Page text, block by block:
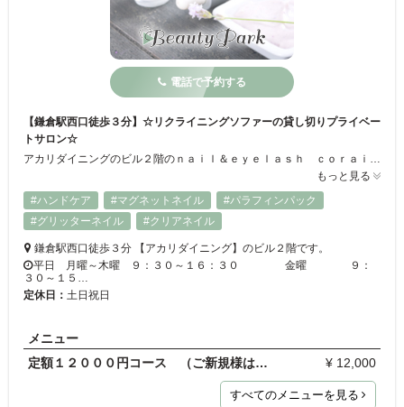
電話で予約する
【鎌倉駅西口徒歩３分】☆リクライニングソファーの貸し切りプライベー
トサロン☆
アカリダイニングのビル２階のｎａｉｌ＆ｅｙｅｌａｓｈ ｃｏｒａｉｌ．（コライユ）です。 リクライニングソファーでゆったりお好みの映画やドラマなどをご覧いただきながら、お手入れさせていただきます。 ジェルネイル、フットケア、巻爪矯正にも力を入れており、まつ毛エクステメニューもございます。 ご予約にお伝えいただければ、小さなお子様やお友達とご一緒にご来店いただけますのでお気軽にお申し付けください。
もっと見る
#ハンドケア
#マグネットネイル
#パラフィンパック
#グリッターネイル
#クリアネイル
鎌倉駅西口徒歩３分 【アカリダイニング】のビル２階です。
平日 月曜～木曜 ９：３０～１６：３０ 金曜 ９：
３０～１５…
定休日： 土日祝日
メニュー
定額１２０００円コース （ご新規様は９６００円）
¥ 12,000
すべてのメニューを見る